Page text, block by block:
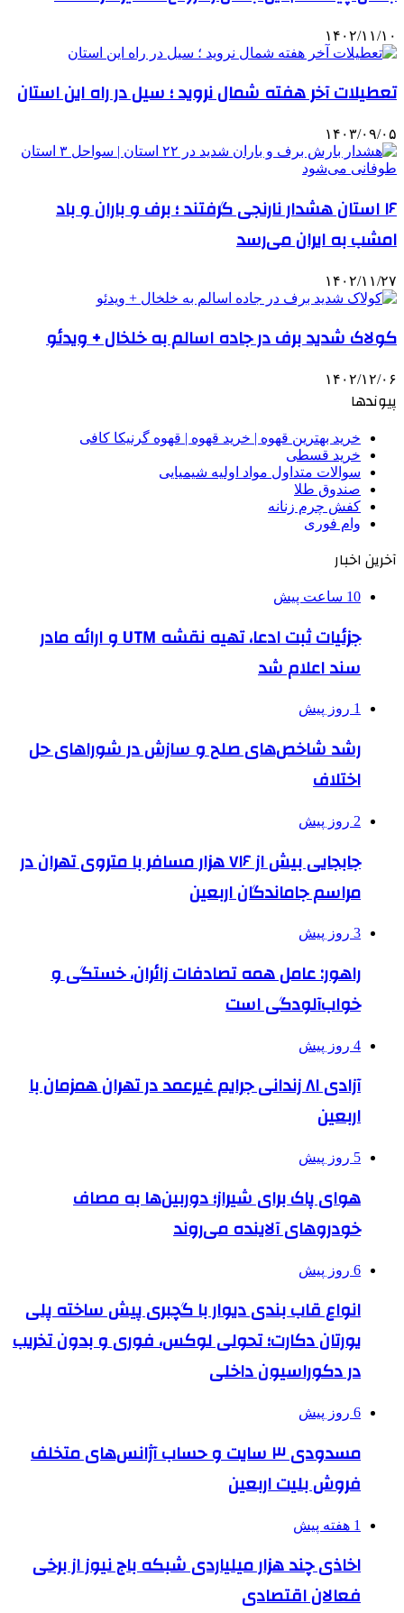
۱۴۰۲/۱۱/۱۰
تعطیلات آخر هفته شمال نروید ؛ سیل در راه این استان
۱۴۰۳/۰۹/۰۵
۱۶ استان هشدار نارنجی گرفتند ؛ برف و باران و باد
امشب به ایران می‌رسد
۱۴۰۲/۱۱/۲۷
کولاک شدید برف در جاده اسالم به خلخال + ویدئو
۱۴۰۲/۱۲/۰۶
پیوندها
خرید بهترین قهوه | خرید قهوه | قهوه گرنیکا کافی
خرید قسطی
سوالات متداول مواد اولیه شیمیایی
صندوق طلا
کفش چرم زنانه
وام فوری
آخرین اخبار
10 ساعت پیش
جزئیات ثبت ادعا، تهیه نقشه UTM و ارائه مادر
سند اعلام شد
1 روز پیش
رشد شاخص‌های صلح و سازش در شوراهای حل
اختلاف
2 روز پیش
جابجایی بیش از ۷۱۶ هزار مسافر با متروی تهران در
مراسم جاماندگان اربعین
3 روز پیش
راهور: عامل همه تصادفات زائران، خستگی و
خواب‌آلودگی است
4 روز پیش
آزادی ۸۱ زندانی جرایم غیرعمد در تهران همزمان با
اربعین
5 روز پیش
هوای پاک برای شیراز؛ دوربین‌ها به مصاف
خودروهای آلاینده می‌روند
6 روز پیش
انواع قاب بندی دیوار با گچبری پیش ساخته پلی
یورتان دکارت؛ تحولی لوکس، فوری و بدون تخریب
در دکوراسیون داخلی
6 روز پیش
مسدودی ۳ سایت و حساب آژانس‌های متخلف
فروش بلیت اربعین
1 هفته پیش
اخاذی چند هزار میلیاردی شبکه باج نیوز از برخی
فعالان اقتصادی